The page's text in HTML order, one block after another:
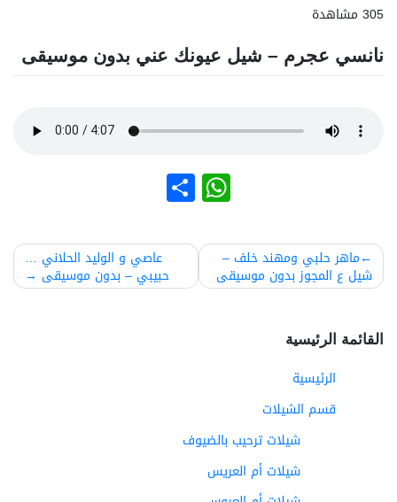
305 مشاهدة
نانسي عجرم – شيل عيونك عني بدون موسيقى
WhatsApp
نشر
تصفّح
المقالات
ماهر حلبي ومهند خلف –
شيل ع المجوز بدون موسيقى
عاصي و الوليد الحلاني …
حبيبي – بدون موسيقى
القائمة الرئيسية
الرئيسية
قسم الشيلات
شيلات ترحيب بالضيوف
شيلات أم العريس